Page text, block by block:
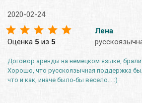
2020-02-24
Оценка 5 из 5
Лена
Договор аренды на немецком языке,
Хорошо, что русскоязычная поддержка
что и как, иначе было-бы весело… :)